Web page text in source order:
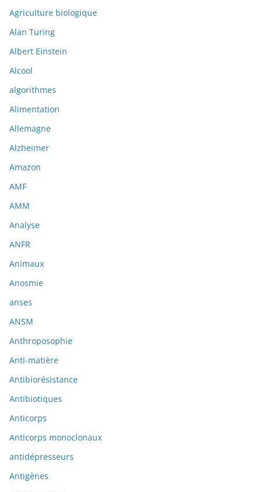
Agriculture biologique
Alan Turing
Albert Einstein
Alcool
algorithmes
Alimentation
Allemagne
Alzheimer
Amazon
AMF
AMM
Analyse
ANFR
Animaux
Anosmie
anses
ANSM
Anthroposophie
Anti-matière
Antibiorésistance
Antibiotiques
Anticorps
Anticorps monoclonaux
antidépresseurs
Antigènes